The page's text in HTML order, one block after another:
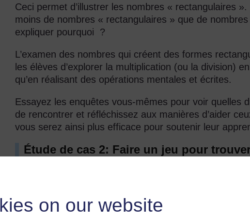
on our website
Ceci permet d’illustrer les nombres « rectangulaires
moins de nombres « rectangulaires » que de
expliquer pourquoi ?
L’examen des nombres qui créent des formes
les élèves d’explorer la multiplication (ou la division)
qu’en réalisant des opérations mentales et écrites.
Essayez les enquêtes vous-mêmes pour voir quelles
de rencontrer et réfléchissez aux manières d’aider
vous serez ainsi plus efficace pour soutenir leur
Étude de cas 2: Faire un jeu pour
Mme Ali prévoit de demander à ses élèves de trouver différents
Elle décide d’organiser un concours dans la classe. Elle divise
demande à chaque équipe de choisir un marqueur. Le jeu est le
tableau et le premier élève lui donnant deux facteurs corrects